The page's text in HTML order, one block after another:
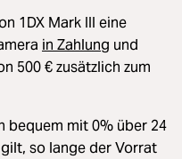
1DX Mark III eine
in Zahlung und
500 € zusätzlich zum
bequem mit 0% über 24
so lange der Vorrat